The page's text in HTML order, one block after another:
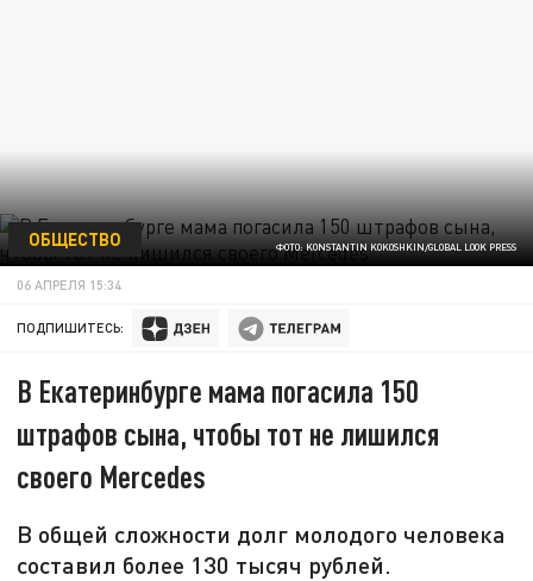
ФОТО: KONSTANTIN KOKOSHKIN/GLOBAL LOOK PRESS
ОБЩЕСТВО
06 АПРЕЛЯ 15:34
ПОДПИШИТЕСЬ:
В Екатеринбурге мама погасила 150
штрафов сына, чтобы тот не лишился
своего Mercedes
В общей сложности долг молодого человека
составил более 130 тысяч рублей.